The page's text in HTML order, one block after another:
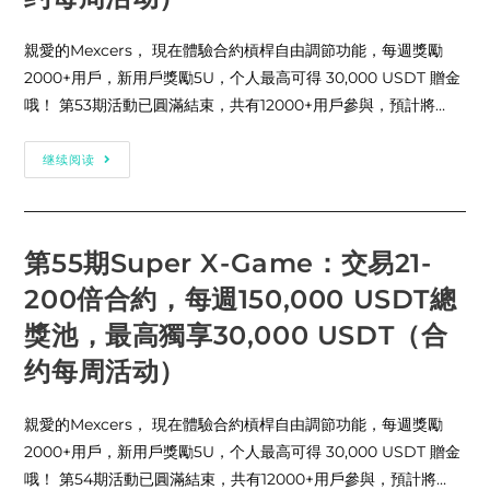
率
惠
的
公
告
親愛的Mexcers， 現在體驗合約槓桿自由調節功能，每週獎勵
2000+用戶，新用戶獎勵5U，个人最高可得 30,000 USDT 贈金
哦！ 第53期活動已圓滿結束，共有12000+用戶參與，預計將…
继续阅读 第
54
交
易
21-
200
倍
合
約，
每
週
150,000
總
獎
池，
最
高
第55期Super X-Game：交易21-
200倍合約，每週150,000 USDT總
獎池，最高獨享30,000 USDT（合
约每周活动）
親愛的Mexcers， 現在體驗合約槓桿自由調節功能，每週獎勵
2000+用戶，新用戶獎勵5U，个人最高可得 30,000 USDT 贈金
哦！ 第54期活動已圓滿結束，共有12000+用戶參與，預計將…